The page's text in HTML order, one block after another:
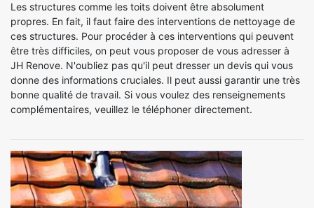
Les structures comme les toits doivent être absolument
propres. En fait, il faut faire des interventions de nettoyage de
ces structures. Pour procéder à ces interventions qui peuvent
être très difficiles, on peut vous proposer de vous adresser à
JH Renove. N'oubliez pas qu'il peut dresser un devis qui vous
donne des informations cruciales. Il peut aussi garantir une très
bonne qualité de travail. Si vous voulez des renseignements
complémentaires, veuillez le téléphoner directement.